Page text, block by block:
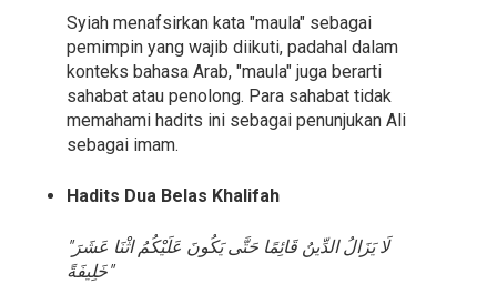
Syiah menafsirkan kata "maula" sebagai
pemimpin yang wajib diikuti, padahal dalam
konteks bahasa Arab, "maula" juga berarti
sahabat atau penolong. Para sahabat tidak
memahami hadits ini sebagai penunjukan Ali
sebagai imam.
Hadits Dua Belas Khalifah
"لَا يَزَالُ الدِّينُ قَائِمًا حَتَّى يَكُونَ عَلَيْكُمُ اثْنَا عَشَرَ
خَلِيفَةً"